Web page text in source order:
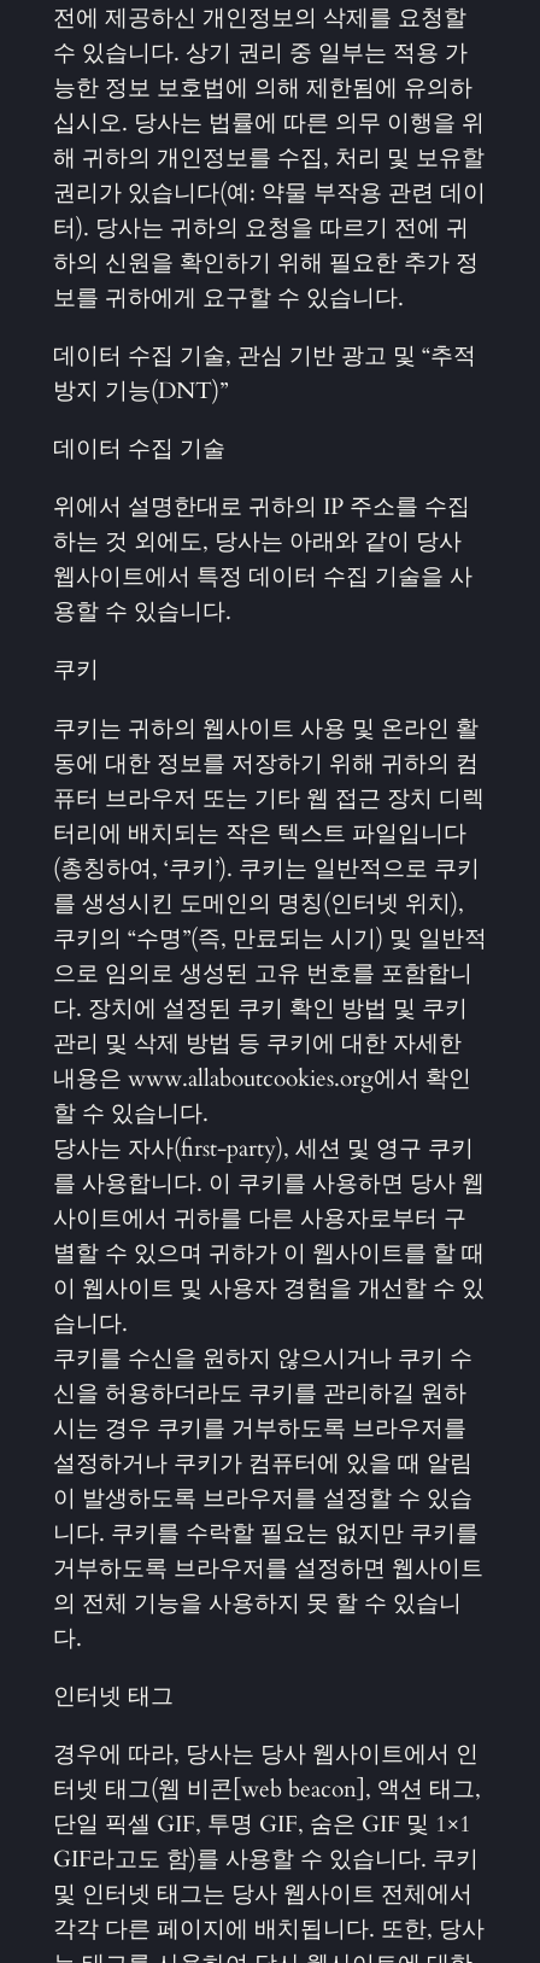
전에 제공하신 개인정보의 삭제를 요청할
수 있습니다. 상기 권리 중 일부는 적용 가
능한 정보 보호법에 의해 제한됨에 유의하
십시오. 당사는 법률에 따른 의무 이행을 위
해 귀하의 개인정보를 수집, 처리 및 보유할
권리가 있습니다(예: 약물 부작용 관련 데이
터). 당사는 귀하의 요청을 따르기 전에 귀
하의 신원을 확인하기 위해 필요한 추가 정
보를 귀하에게 요구할 수 있습니다.
데이터 수집 기술, 관심 기반 광고 및 “추적
방지 기능(DNT)”
데이터 수집 기술
위에서 설명한대로 귀하의 IP 주소를 수집
하는 것 외에도, 당사는 아래와 같이 당사
웹사이트에서 특정 데이터 수집 기술을 사
용할 수 있습니다.
쿠키
쿠키는 귀하의 웹사이트 사용 및 온라인 활
동에 대한 정보를 저장하기 위해 귀하의 컴
퓨터 브라우저 또는 기타 웹 접근 장치 디렉
터리에 배치되는 작은 텍스트 파일입니다
(총칭하여, ‘쿠키’). 쿠키는 일반적으로 쿠키
를 생성시킨 도메인의 명칭(인터넷 위치),
쿠키의 “수명”(즉, 만료되는 시기) 및 일반적
으로 임의로 생성된 고유 번호를 포함합니
다. 장치에 설정된 쿠키 확인 방법 및 쿠키
관리 및 삭제 방법 등 쿠키에 대한 자세한
내용은 www.allaboutcookies.org에서 확인
할 수 있습니다.
당사는 자사‏(first-party), 세션 및 영구 쿠키
를 사용합니다. 이 쿠키를 사용하면 당사 웹
사이트에서 귀하를 다른 사용자로부터 구
별할 수 있으며 귀하가 이 웹사이트를 할 때
이 웹사이트 및 사용자 경험을 개선할 수 있
습니다.
쿠키를 수신을 원하지 않으시거나 쿠키 수
신을 허용하더라도 쿠키를 관리하길 원하
시는 경우 쿠키를 거부하도록 브라우저를
설정하거나 쿠키가 컴퓨터에 있을 때 알림
이 발생하도록 브라우저를 설정할 수 있습
니다. 쿠키를 수락할 필요는 없지만 쿠키를
거부하도록 브라우저를 설정하면 웹사이트
의 전체 기능을 사용하지 못 할 수 있습니
다.
인터넷 태그
경우에 따라, 당사는 당사 웹사이트에서 인
터넷 태그(웹 비콘[web beacon], 액션 태그,
단일 픽셀 GIF, 투명 GIF, 숨은 GIF 및 1×1
GIF라고도 함)를 사용할 수 있습니다. 쿠키
및 인터넷 태그는 당사 웹사이트 전체에서
각각 다른 페이지에 배치됩니다. 또한, 당사